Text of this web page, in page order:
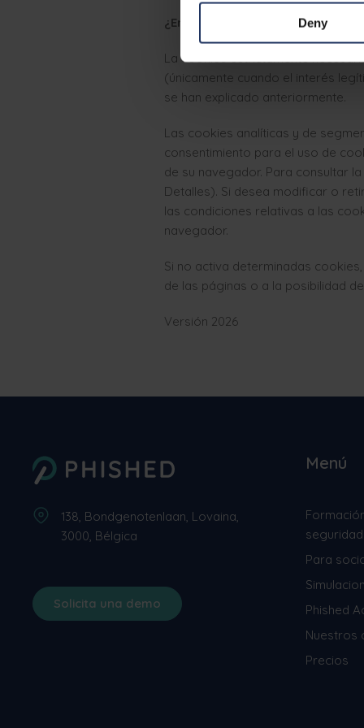
Deny
¿En qué nos basamos para
La cookies estrictamente
(únicamente cuando el interés
se han explicado anteriormente.
Las cookies analíticas y de
consentimiento para el uso de
de su navegador. Para consultar
Detalles). Si desea modificar o
las condiciones relativas a las
navegador.
Si no activa determinadas
de las páginas o a la posibilidad
Versión 2026
138, Bondgenotenlaan, Lovaina,
3000, Bélgica
Solicita una demo
Menú
seguridad
Para
Phished
Nuestros
Precios